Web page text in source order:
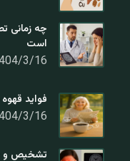
چه زمانی
است
3/16
فواید
3/16
تشخیص و